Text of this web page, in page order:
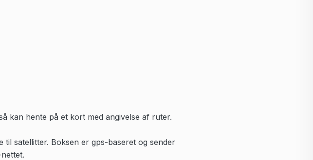
kan hente på et kort med angivelse af ruter.
satellitter. Boksen er gps-baseret og sender